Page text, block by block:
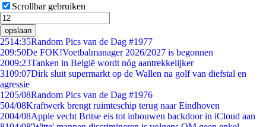
Scrollbar gebruiken
opslaan
2514:35Random Pics van de Dag #1977
209:50De FOK!Voetbalmanager 2026/2027 is begonnen
2009:23Tanken in België wordt nóg aantrekkelijker
3109:07Dirk sluit supermarkt op de Wallen na golf van diefstal en
agressie
1205/08Random Pics van de Dag #1976
504/08Kraftwerk brengt ruimteschip terug naar Eindhoven
2004/08Apple vecht Britse eis tot inbouwen backdoor in iCloud aan